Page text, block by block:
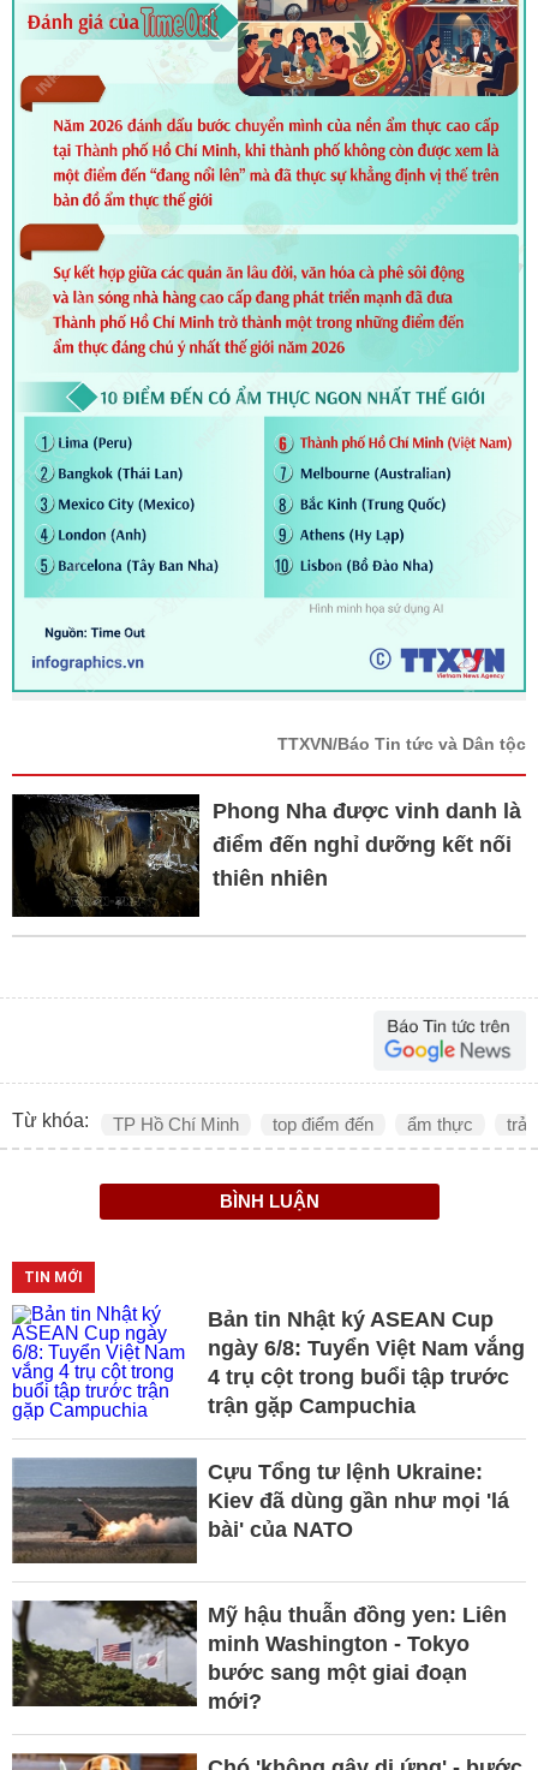
TTXVN/Báo Tin tức và Dân tộc
Phong Nha được vinh danh là
điểm đến nghỉ dưỡng kết nối
thiên nhiên
Từ khóa: TP Hồ Chí Minh top điểm đến ẩm thực trải
BÌNH LUẬN
TIN MỚI
Bản tin Nhật ký ASEAN Cup
ngày 6/8: Tuyển Việt Nam vắng
4 trụ cột trong buổi tập trước
trận gặp Campuchia
Cựu Tổng tư lệnh Ukraine:
Kiev đã dùng gần như mọi 'lá
bài' của NATO
Mỹ hậu thuẫn đồng yen: Liên
minh Washington - Tokyo
bước sang một giai đoạn
mới?